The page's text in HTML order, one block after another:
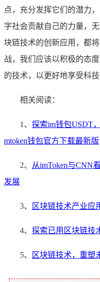
点，充分发挥它们的潜力
字社会贡献自己的力量，
块链技术的创新应用，都
战，我们应该以积极的态
的技术，以更好地享受科技
相关阅读：
1、 探索im钱包USDT
mtoken钱包官方下载最新版
2、
从imToken与CNN
发展
3、 区块链技术产业应
4、 探索已用区块链技
5、 区块链技术，重塑